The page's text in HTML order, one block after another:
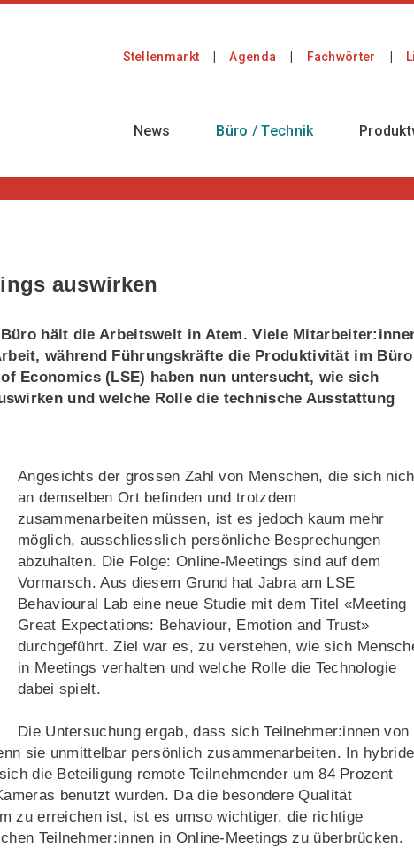
Stellenmarkt Agenda Fachwörter
News Büro / Technik
auswirken
hält die Arbeitswelt in Atem. Viele
während Führungskräfte die Produktivität im Büro
Economics (LSE) haben nun untersucht, wie sich
und welche Rolle die technische Ausstattung
Angesichts der grossen Zahl von Menschen, die sich
an demselben Ort befinden und trotzdem
zusammenarbeiten müssen, ist es jedoch kaum mehr
möglich, ausschliesslich persönliche Besprechungen
abzuhalten. Die Folge: Online-Meetings sind auf dem
Vormarsch. Aus diesem Grund hat Jabra am LSE
Behavioural Lab eine neue Studie mit dem Titel «Meeting
Great Expectations: Behaviour, Emotion and Trust»
durchgeführt. Ziel war es, zu verstehen, wie sich
in Meetings verhalten und welche Rolle die Technologie
dabei spielt.
Die Untersuchung ergab, dass sich Teilnehmer:innen von
sie unmittelbar persönlich zusammenarbeiten. In
die Beteiligung remote Teilnehmender um 84 Prozent
benutzt wurden. Da die besondere Qualität
zu erreichen ist, ist es umso wichtiger, die richtige
Teilnehmer:innen in Online-Meetings zu überbrücken.